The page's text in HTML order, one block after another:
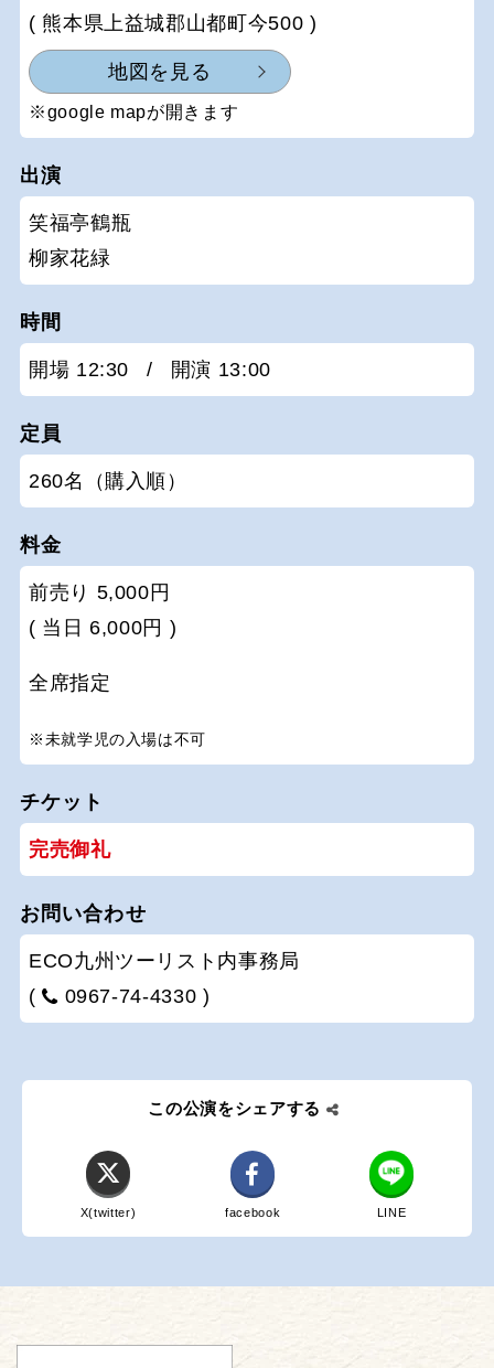
( 熊本県上益城郡山都町今500 )
地図を見る
※google mapが開きます
出演
笑福亭鶴瓶
柳家花緑
時間
開場 12:30 / 開演 13:00
定員
260名（購入順）
料金
前売り 5,000円
( 当日 6,000円 )
全席指定
※未就学児の入場は不可
チケット
完売御礼
お問い合わせ
ECO九州ツーリスト内事務局
(
0967-74-4330 )
この公演をシェアする
X(twitter) facebook LINE